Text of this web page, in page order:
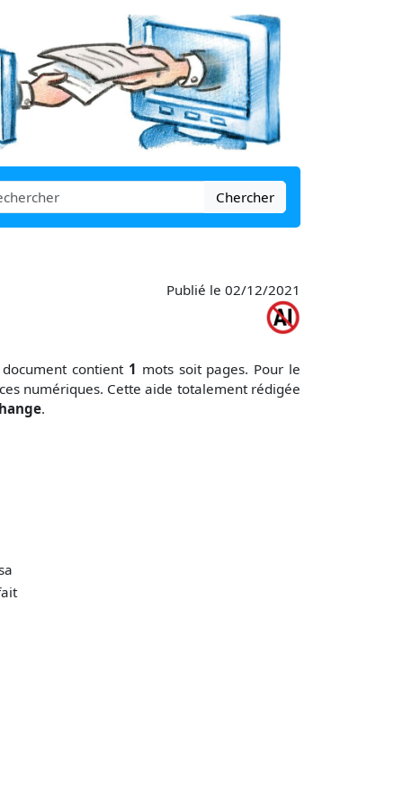
Chercher
Publié le 02/12/2021
contient 1 mots soit pages. Pour le
numériques. Cette aide totalement rédigée
.